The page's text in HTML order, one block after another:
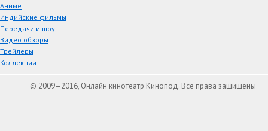
Аниме
Индийские фильмы
Передачи и шоу
Видео обзоры
Трейлеры
Коллекции
© 2009–2016, Онлайн кинотеатр Кинопод. Все права защищены